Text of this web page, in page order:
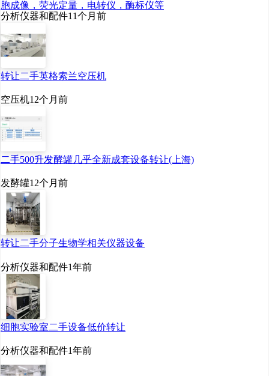
胞成像，荧光定量，电转仪，酶标仪等
分析仪器和配件11个月前
转让二手英格索兰空压机
空压机12个月前
二手500升发酵罐几乎全新成套设备转让(上海)
发酵罐12个月前
转让二手分子生物学相关仪器设备
分析仪器和配件1年前
细胞实验室二手设备低价转让
分析仪器和配件1年前